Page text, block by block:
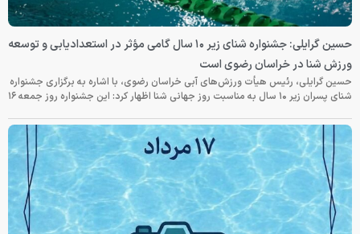
حسین گرایلی: جشنواره شنای زیر ۱۰ سال گامی مؤثر در استعدادیابی و توسعه
ورزش شنا در خراسان رضوی است
حسین گرایلی، رئیس هیأت ورزش‌های آبی خراسان رضوی، با اشاره به برگزاری جشنواره
شنای پسران زیر ۱۰ سال به مناسبت روز جهانی شنا اظهار کرد: این جشنواره روز جمعه‌ ۱۶